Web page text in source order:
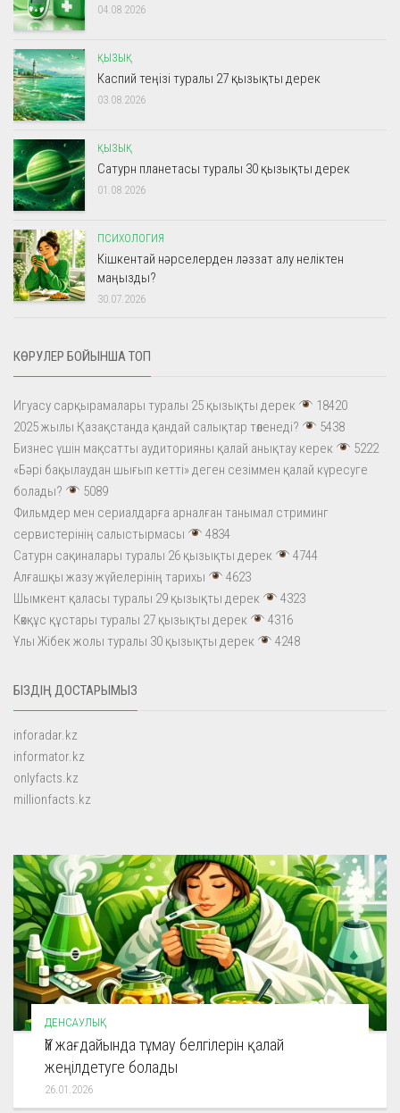
04.08.2026
ҚЫЗЫҚ
Каспий теңізі туралы 27 қызықты дерек
03.08.2026
ҚЫЗЫҚ
Сатурн планетасы туралы 30 қызықты дерек
01.08.2026
ПСИХОЛОГИЯ
Кішкентай нәрселерден ләззат алу неліктен
маңызды?
30.07.2026
КӨРУЛЕР БОЙЫНША ТОП
Игуасу сарқырамалары туралы 25 қызықты дерек
18420
2025 жылы Қазақстанда қандай салықтар төленеді?
5438
Бизнес үшін мақсатты аудиторияны қалай анықтау керек
5222
«Бәрі бақылаудан шығып кетті» деген сезіммен қалай күресуге
болады?
5089
Фильмдер мен сериалдарға арналған танымал стриминг
сервистерінің салыстырмасы
4834
Сатурн сақиналары туралы 26 қызықты дерек
4744
Алғашқы жазу жүйелерінің тарихы
4623
Шымкент қаласы туралы 29 қызықты дерек
4323
Көкқұс құстары туралы 27 қызықты дерек
4316
Ұлы Жібек жолы туралы 30 қызықты дерек
4248
БІЗДІҢ ДОСТАРЫМЫЗ
inforadar.kz
informator.kz
onlyfacts.kz
millionfacts.kz
ДЕНСАУЛЫҚ
Үй жағдайында тұмау белгілерін қалай
жеңілдетуге болады
26.01.2026